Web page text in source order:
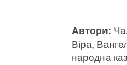
Автори:
Віра,
народна